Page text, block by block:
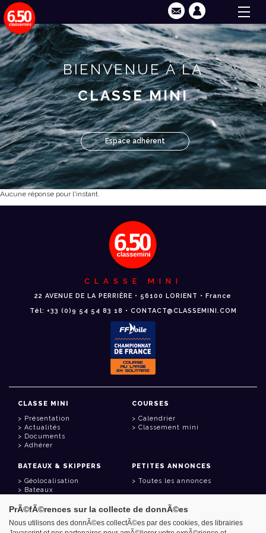
BIENVENUE À LA
CLASSE MINI
Espace adhérent
Aucune réponse pour l'instant.
CLASSE MINI
22 AVENUE DE LA PERRIÈRE • 56100 LORIENT • France
Tél: +33 (0)9 54 54 83 18 • CONTACT@CLASSEMINI.COM
CLASSE MINI
Présentation
Actualités
Documents
Adhérer
COURSES
Calendrier
Classement mini
BATEAUX & SKIPPERS
Géolocalisation
Bateaux
PETITES ANNONCES
Toutes les annonces
LIENS UTILES
PrÃ©fÃ©rences sur la collecte de donnÃ©es
Nous utilisons des donnÃ©es collectÃ©es par des cookies, des librairies